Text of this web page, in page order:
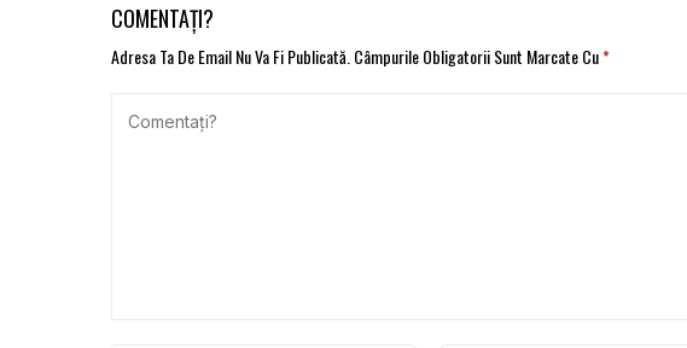
COMENTAȚI?
Adresa Ta De Email Nu Va Fi Publicată. Câmpurile Obligatorii Sunt Marcate Cu*